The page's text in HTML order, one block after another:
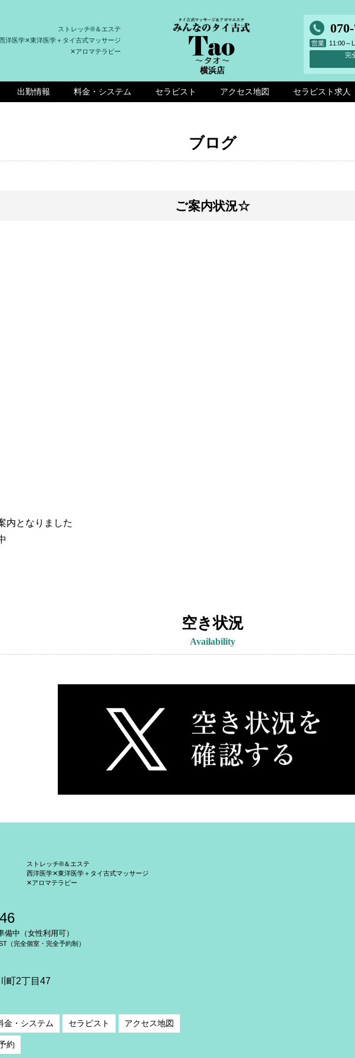
ストレッチ®＆エステ
洋医学✕東洋医学＋タイ古式マッサージ
✕アロマテラピー
横浜店
営業 11:00～
完
出勤情報 料金・システム セラピスト アクセス地図 セラピスト求人
ブログ
ご案内状況☆
内となりました
空き状況
Availability
ストレッチ®＆エステ
西洋医学✕東洋医学＋タイ古式マッサージ
✕アロマテラピー
中（女性利用可）
（完全個室・完全予約制）
町2丁目47
金・システム セラピスト アクセス地図
約